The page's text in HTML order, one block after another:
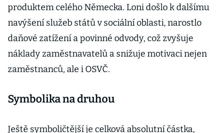
produktem celého Německa. Loni došlo k dalšímu
navýšení služeb států v sociální oblasti, narostlo
daňové zatížení a povinné odvody, což zvyšuje
náklady zaměstnavatelů a snižuje motivaci nejen
zaměstnanců, ale i OSVČ.
Symbolika na druhou
Ještě symboličtější je celková absolutní částka,